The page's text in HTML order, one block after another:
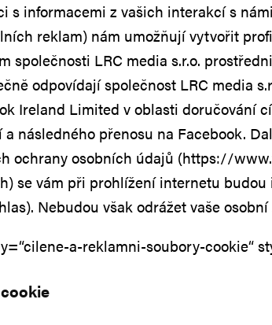
s informacemi z vašich interakcí s
reklam) nám umožňují vytvořit
společnosti LRC media s.r.o.
odpovídají společnost LRC media
Ireland Limited v oblasti
následného přenosu na Facebook.
ochrany osobních údajů (https://
se vám při prohlížení internetu
Nebudou však odrážet vaše
a-reklamni-soubory-cookie“